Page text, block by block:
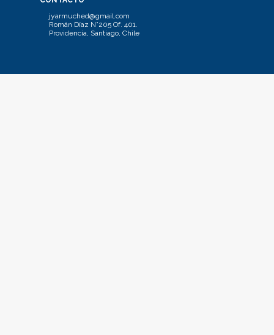
jyarmuched@gmail.com
Román Díaz N°205 Of. 401.
Providencia, Santiago, Chile